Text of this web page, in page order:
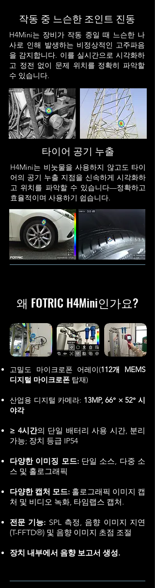
작동 중 느슨한 조인트 진동
H4Mini는 장비가 작동 중일 때 느슨한 나
사로 인해 발생하는 비정상적인 고주파음
을 감지합니다. 이를 실시간으로 시각화하
고 정전 없이 문제 위치를 정확히 파악할
수 있습니다.
타이어 공기 누출
H4Mini는 비눗물을 사용하지 않고도 타이
어의 공기 누출 지점을 신속하게 시각화하
고 위치를 파악할 수 있습니다—정확하고
효율적이며 사용하기 쉽습니다.
왜 FOTRIC H4Mini인가요?
고밀도 마이크로폰 어레이(112개 MEMS
디지털 마이크로폰 탑재)
산업용 디지털 카메라: 13MP, 66° × 52° 시
야각
≥ 4시간의 단일 배터리 사용 시간, 분리
가능; 장치 등급 IP54
다양한 이미징 모드:단일 소스, 다중 소
스 및 홀로그래픽
다양한 캡처 모드: 홀로그래픽 이미지 캡
처 및 비디오 녹화, 타임랩스 캡처.
전문 기능: SPL 측정, 음향 이미지 지연
(T-FFTD®) 및 음향 이미지 초점 조절
장치 내부에서 음향 보고서 생성.